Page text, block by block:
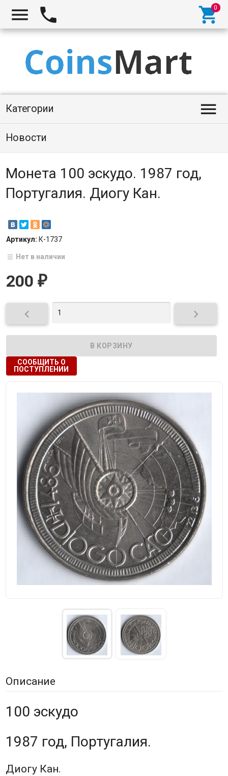
  
Категории 
Новости
Монета 100 эскудо. 1987 год,
Португалия. Диогу Кан.
Артикул: К-1737
Нет в наличии
200 ₽
 
СООБЩИТЬ О
ПОСТУПЛЕНИИ
Описание
100 эскудо
1987 год, Португалия.
Диогу Кан.